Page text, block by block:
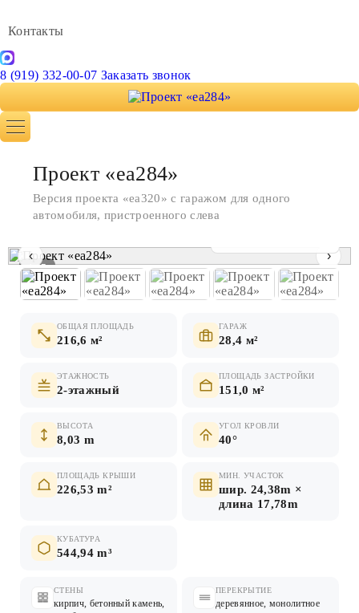
Контакты
8 (919) 332-00-07 Заказать звонок
1 / 7
‹ ›
ОБЩАЯ ПЛОЩАДЬ
216,6 м²
ГАРАЖ
28,4 м²
ЭТАЖНОСТЬ
2-этажный
ПЛОЩАДЬ ЗАСТРОЙКИ
151,0 м²
ВЫСОТА
8,03 m
УГОЛ КРОВЛИ
40°
ПЛОЩАДЬ КРЫШИ
226,53 m²
МИН. УЧАСТОК
шир. 24,38m ×
длина 17,78m
КУБАТУРА
544,94 m³
СТЕНЫ
кирпич, бетонный камень,
ПЕРЕКРЫТИЕ
деревянное, монолитное
Проект «ea284»
Версия проекта «ea320» с гаражом для одного
автомобиля, пристроенного слева